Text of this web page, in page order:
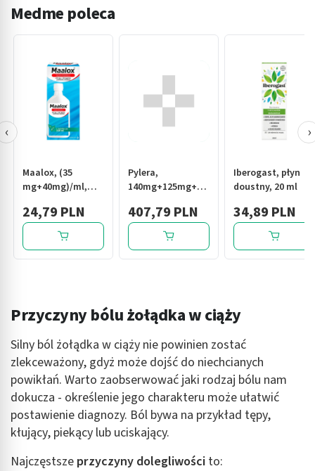
Medme poleca
Maalox, (35
mg+40mg)/ml,
doustna, 250 ml
24,79 PLN
Pylera,
140mg+125mg+125mg,
(i.rów), Czechy,
120 szt.
407,79 PLN
Iberogast, płyn
doustny, 20 ml
34,89 PLN
‹ ›
Przyczyny bólu żołądka w ciąży
Silny ból żołądka w ciąży nie powinien zostać
zlekceważony, gdyż może dojść do niechcianych
powikłań. Warto zaobserwować jaki rodzaj bólu nam
dokucza - określenie jego charakteru może ułatwić
postawienie diagnozy. Ból bywa na przykład tępy,
kłujący, piekący lub uciskający.
Najczęstsze przyczyny dolegliwości to: